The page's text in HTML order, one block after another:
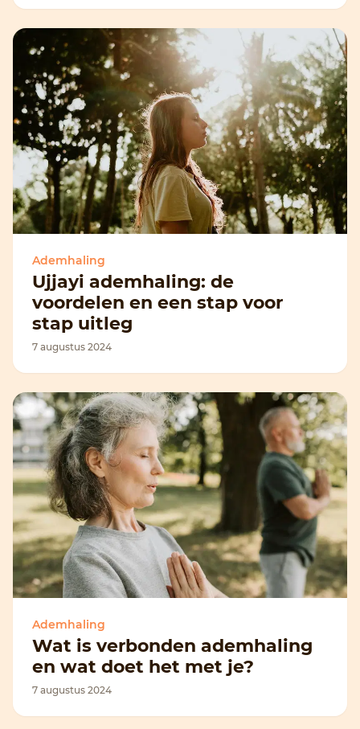
Ademhaling
Ujjayi ademhaling: de
voordelen en een stap voor
stap uitleg
7 augustus 2024
Ademhaling
Wat is verbonden ademhaling
en wat doet het met je?
7 augustus 2024